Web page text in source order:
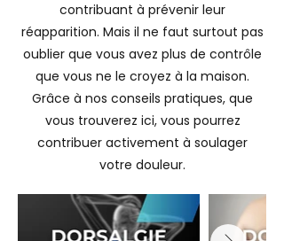
contribuant à prévenir leur
réapparition. Mais il ne faut surtout pas
oublier que vous avez plus de contrôle
que vous ne le croyez à la maison.
Grâce à nos conseils pratiques, que
vous trouverez ici, vous pourrez
contribuer activement à soulager
votre douleur.